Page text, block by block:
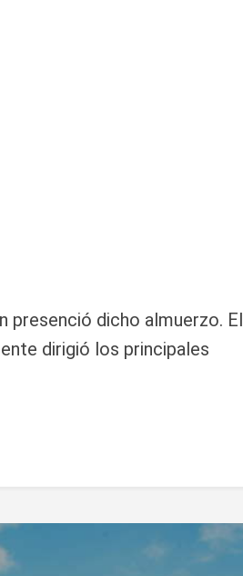
presenció dicho almuerzo. El
dirigió los principales